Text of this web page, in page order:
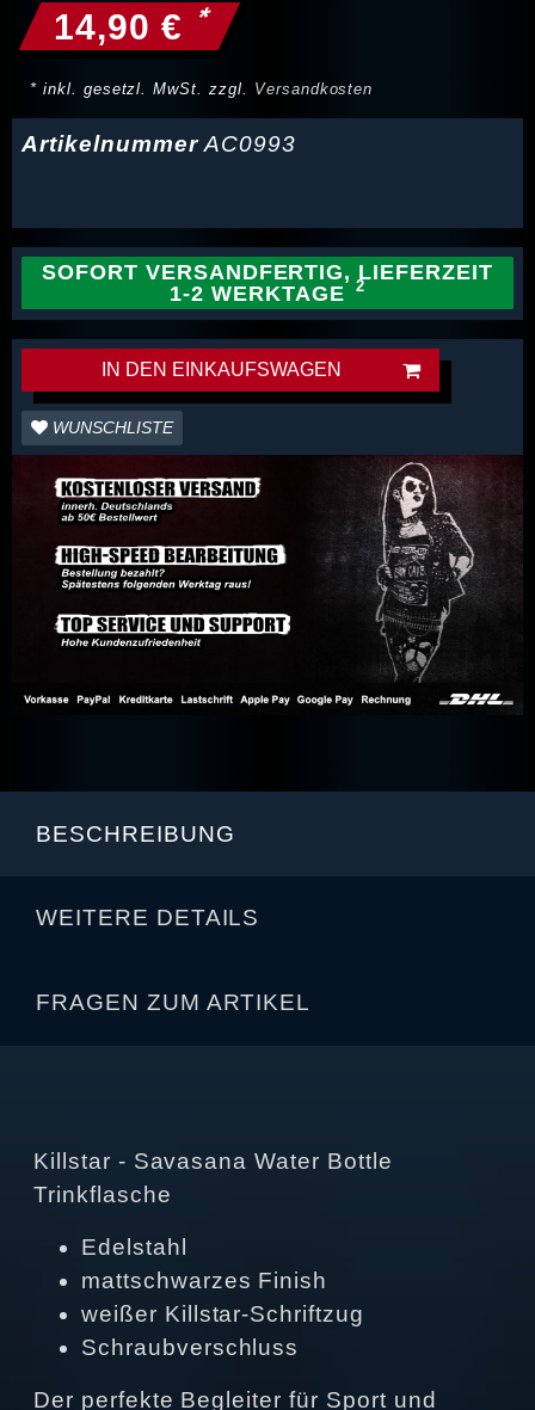
14,90 € *
* inkl. gesetzl. MwSt. zzgl. Versandkosten
ArtikelnummerAC0993
SOFORT VERSANDFERTIG, LIEFERZEIT
1-2 WERKTAGE
IN DEN EINKAUFSWAGEN
WUNSCHLISTE
BESCHREIBUNG
WEITERE DETAILS
FRAGEN ZUM ARTIKEL
Killstar - Savasana Water Bottle
Trinkflasche
Edelstahl
mattschwarzes Finish
weißer Killstar-Schriftzug
Schraubverschluss
Der perfekte Begleiter für Sport und